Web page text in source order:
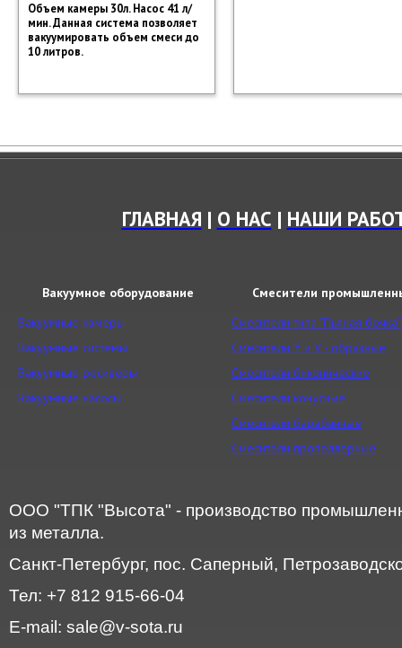
Объем камеры 30л. Насос 41 л/
мин. Данная система позволяет
вакуумировать объем смеси до
10 литров.
ГЛАВНАЯ | О НАС | НАШИ
Вакуумное оборудование
Смесители
Вакуумные камеры
Вакуумные системы
Вакуумные ресиверы
Вакуумные насосы
Смесители типа "Пьяная бочка"
Смесители Y и V - образные
Смесители биконические
Смесители конусные
Смесители барабанные
Смесители пропеллерные
ООО "ТПК "Высота" - производство
из металла.
Санкт-Петербург, пос. Саперный,
Тел: +7 812 915-66-04
E-mail: sale@v-sota.ru